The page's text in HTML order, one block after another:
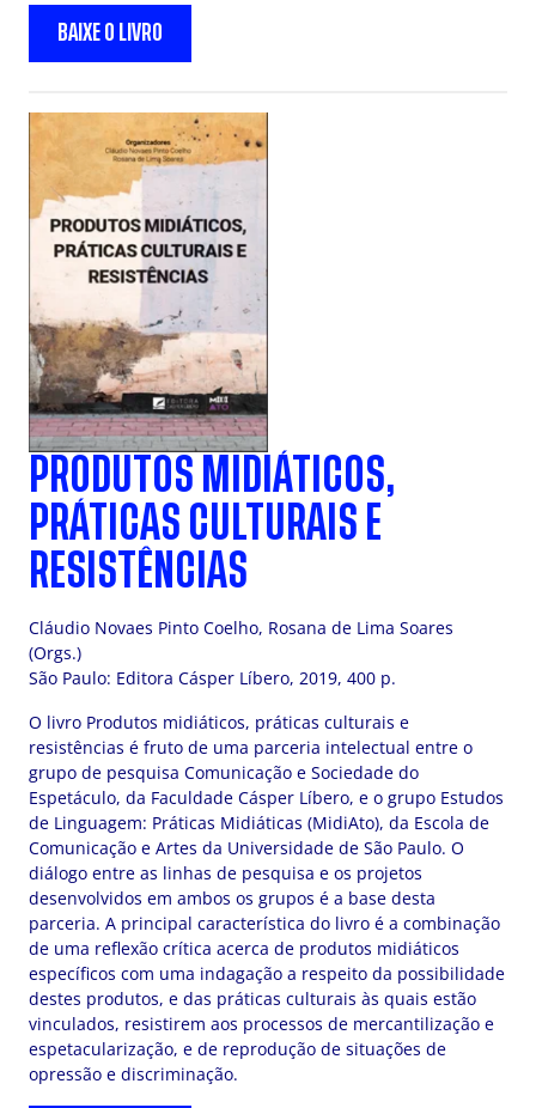
BAIXE O LIVRO
PRODUTOS MIDIÁTICOS,
PRÁTICAS CULTURAIS E
RESISTÊNCIAS
Cláudio Novaes Pinto Coelho, Rosana de Lima Soares
(Orgs.)
São Paulo: Editora Cásper Líbero, 2019, 400 p.
O livro Produtos midiáticos, práticas culturais e
resistências é fruto de uma parceria intelectual entre o
grupo de pesquisa Comunicação e Sociedade do
Espetáculo, da Faculdade Cásper Líbero, e o grupo Estudos
de Linguagem: Práticas Midiáticas (MidiAto), da Escola de
Comunicação e Artes da Universidade de São Paulo. O
diálogo entre as linhas de pesquisa e os projetos
desenvolvidos em ambos os grupos é a base desta
parceria. A principal característica do livro é a combinação
de uma reflexão crítica acerca de produtos midiáticos
específicos com uma indagação a respeito da possibilidade
destes produtos, e das práticas culturais às quais estão
vinculados, resistirem aos processos de mercantilização e
espetacularização, e de reprodução de situações de
opressão e discriminação.